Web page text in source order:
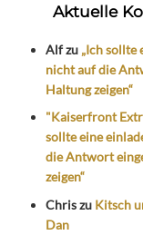
Aktuelle
Alfzu „Ich sollte
nicht auf die
Haltung zeigen“
"Kaiserfront
sollte eine
die Antwort
zeigen“
Chriszu Kitsch
Dan